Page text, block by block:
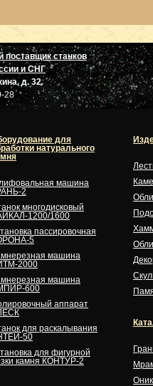
станков
и СНГ
д. 32
28
для
натурального
машина
2
многодисковый
1200/1600
пассировочная
5
машина
2000
машина
600
аппарат
для раскалывания
50
для фигурной
камня КОНТУР-2